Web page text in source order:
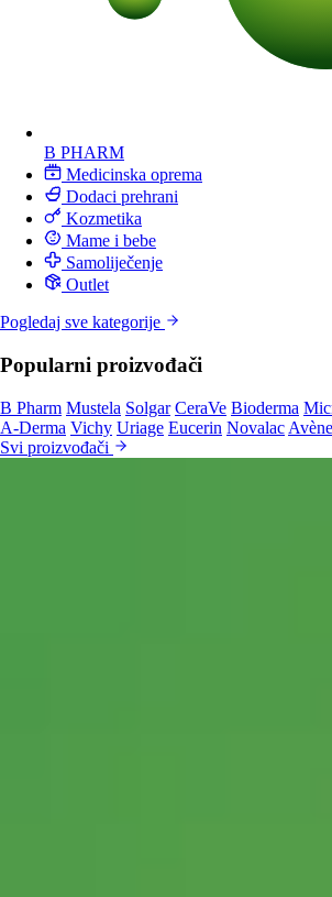
B PHARM
Medicinska oprema
Dodaci prehrani
Kozmetika
Mame i bebe
Samoliječenje
Outlet
Pogledaj sve kategorije
Popularni proizvođači
B Pharm Mustela Solgar CeraVe Bioderma
A-Derma Vichy Uriage Eucerin Novalac Avène
Svi proizvođači